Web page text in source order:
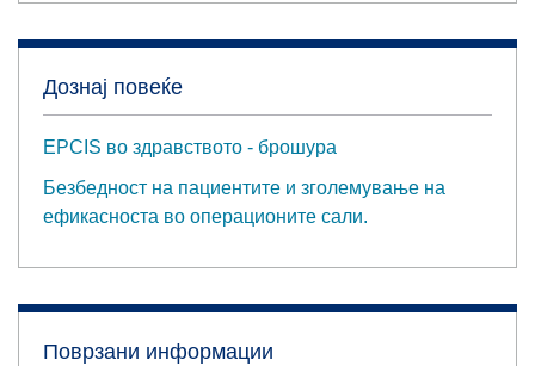
Дознај повеќе
EPCIS во здравството - брошура
Безбедност на пациентите и зголемување на
ефикасноста во операционите сали.
Поврзани информации